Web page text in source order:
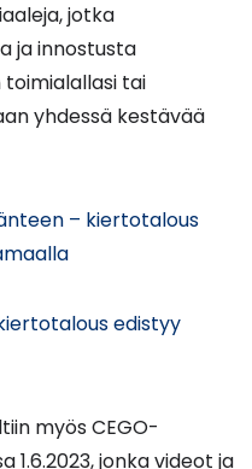
jotka
ja innostusta
tai
yhdessä kestävää
– kiertotalous
(siirryt
palveluun)
edistyy
myös CEGO-
1.6.2023, jonka videot ja